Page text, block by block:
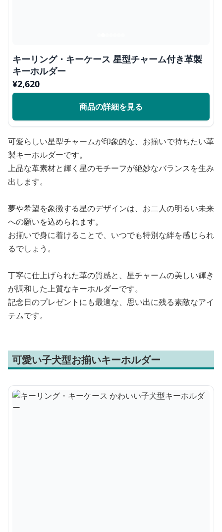
キーリング・キーケース 星型チャーム付き革製
キーホルダー
¥2,620
商品の詳細を見る
可愛らしい星型チャームが印象的な、お揃いで持ちたい革
製キーホルダーです。
上品な革素材と輝く星のモチーフが絶妙なバランスを生み
出します。
夢や希望を象徴する星のデザインは、お二人の明るい未来
への願いを込められます。
お揃いで身に着けることで、いつでも特別な絆を感じられ
るでしょう。
丁寧に仕上げられた革の質感と、星チャームの美しい輝き
が調和した上質なキーホルダーです。
記念日のプレゼントにも最適な、思い出に残る素敵なアイ
テムです。
可愛い子犬型お揃いキーホルダー